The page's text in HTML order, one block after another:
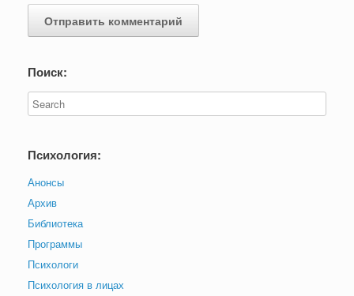
Поиск:
Психология:
Анонсы
Архив
Библиотека
Программы
Психологи
Психология в лицах